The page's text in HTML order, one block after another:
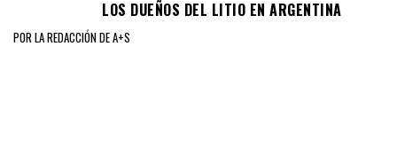
LOS DUEÑOS DEL LITIO EN ARGENTINA
POR LA REDACCIÓN DE A+S